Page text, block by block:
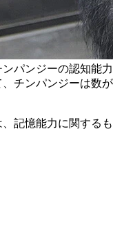
パンジーの認知能力
チンパンジーは数が
記憶能力に関するも